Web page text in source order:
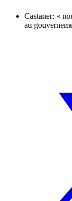
Castaner: «
au